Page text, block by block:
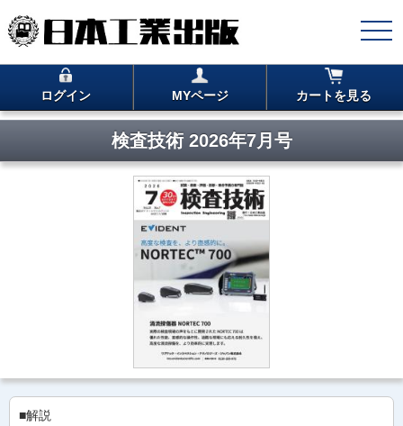
ログイン MYページ カートを見る
検査技術 2026年7月号
■解説